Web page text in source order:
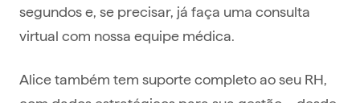
segundos e, se precisar, já faça uma consulta
virtual com nossa equipe médica.
Alice também tem suporte completo ao seu RH,